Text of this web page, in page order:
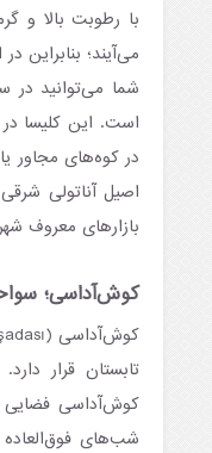
با رطوبت بالا و
می‌آیند؛ بنابراین
شما می‌توانید در
در کوه‌های مجاور
بازارهای معروف
کوش‌آداسی؛
تابستان قرار
کوش‌آداسی فضایی
شب‌های